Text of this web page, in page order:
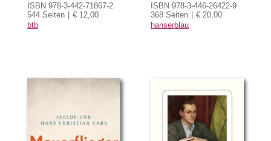
ISBN 978-3-442-71867-2
544 Seiten
€ 12,00
btb
ISBN 978-3-446-26422-9
368 Seiten
€ 20,00
hanserblau